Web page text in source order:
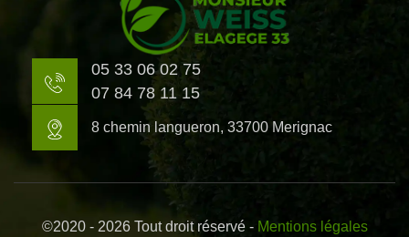
05 33 06 02 75
07 84 78 11 15
8 chemin langueron, 33700 Merignac
©2020 - 2026 Tout droit réservé - Mentions légales